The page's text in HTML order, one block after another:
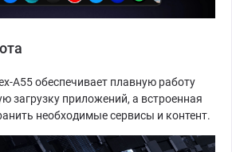
A55 обеспечивает плавную работу
загрузку приложений, а встроенная
необходимые сервисы и контент.